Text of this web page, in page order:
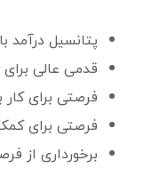
پتانسیل درآمد
قدمی عالی
فرصتی برای
فرصتی برای
برخورداری از